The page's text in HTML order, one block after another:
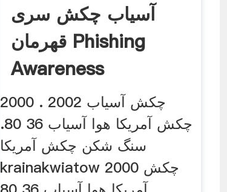
آسیاب چکش سری
قهرمان Phishing
Awareness
چکش آسیاب 2002 . 2000
چکش آمریکا هوا آسیاب 36 80.
سنگ شکن چکش آمریکا
krainakwiatow 2000 چکش